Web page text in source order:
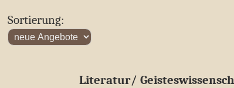
Sortierung:
Literatur/